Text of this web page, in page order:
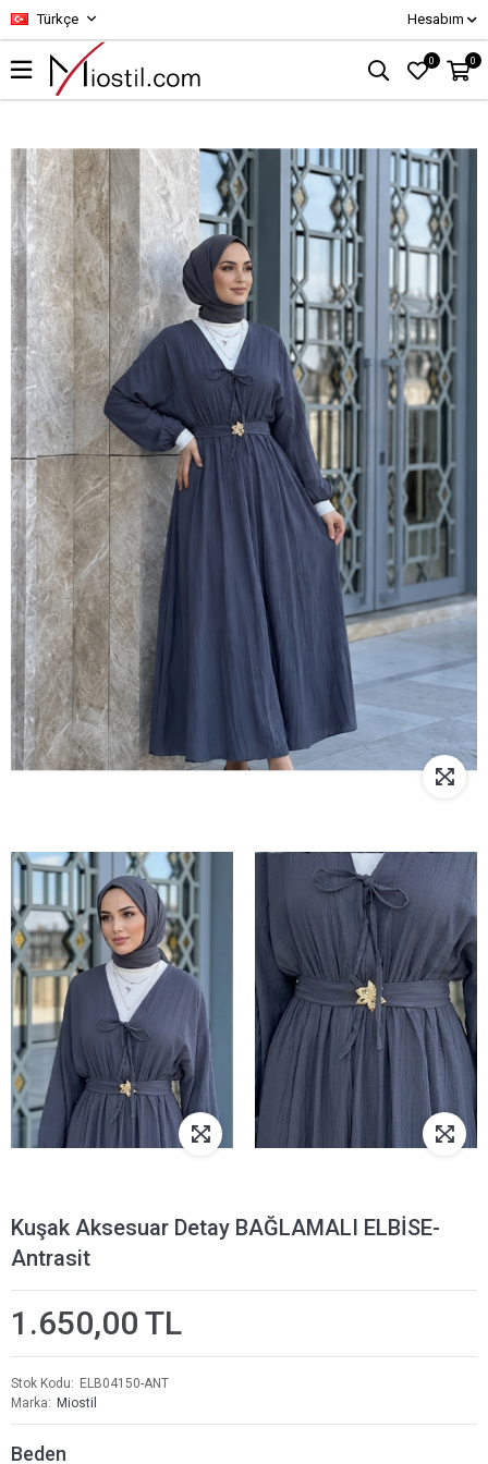
Türkçe Hesabım
0 0
Kuşak Aksesuar Detay BAĞLAMALI ELBİSE-
Antrasit
1.650,00 TL
Stok Kodu
ELB04150-ANT
Marka
Miostil
Beden